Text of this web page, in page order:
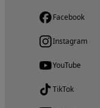
Facebook
Instagram
YouTube
TikTok